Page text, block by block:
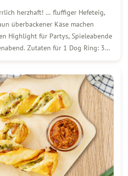
herzhaft! … fluffiger Hefeteig,
überbackener Käse machen
Highlight für Partys, Spieleabende
Zutaten für 1 Dog Ring: 3